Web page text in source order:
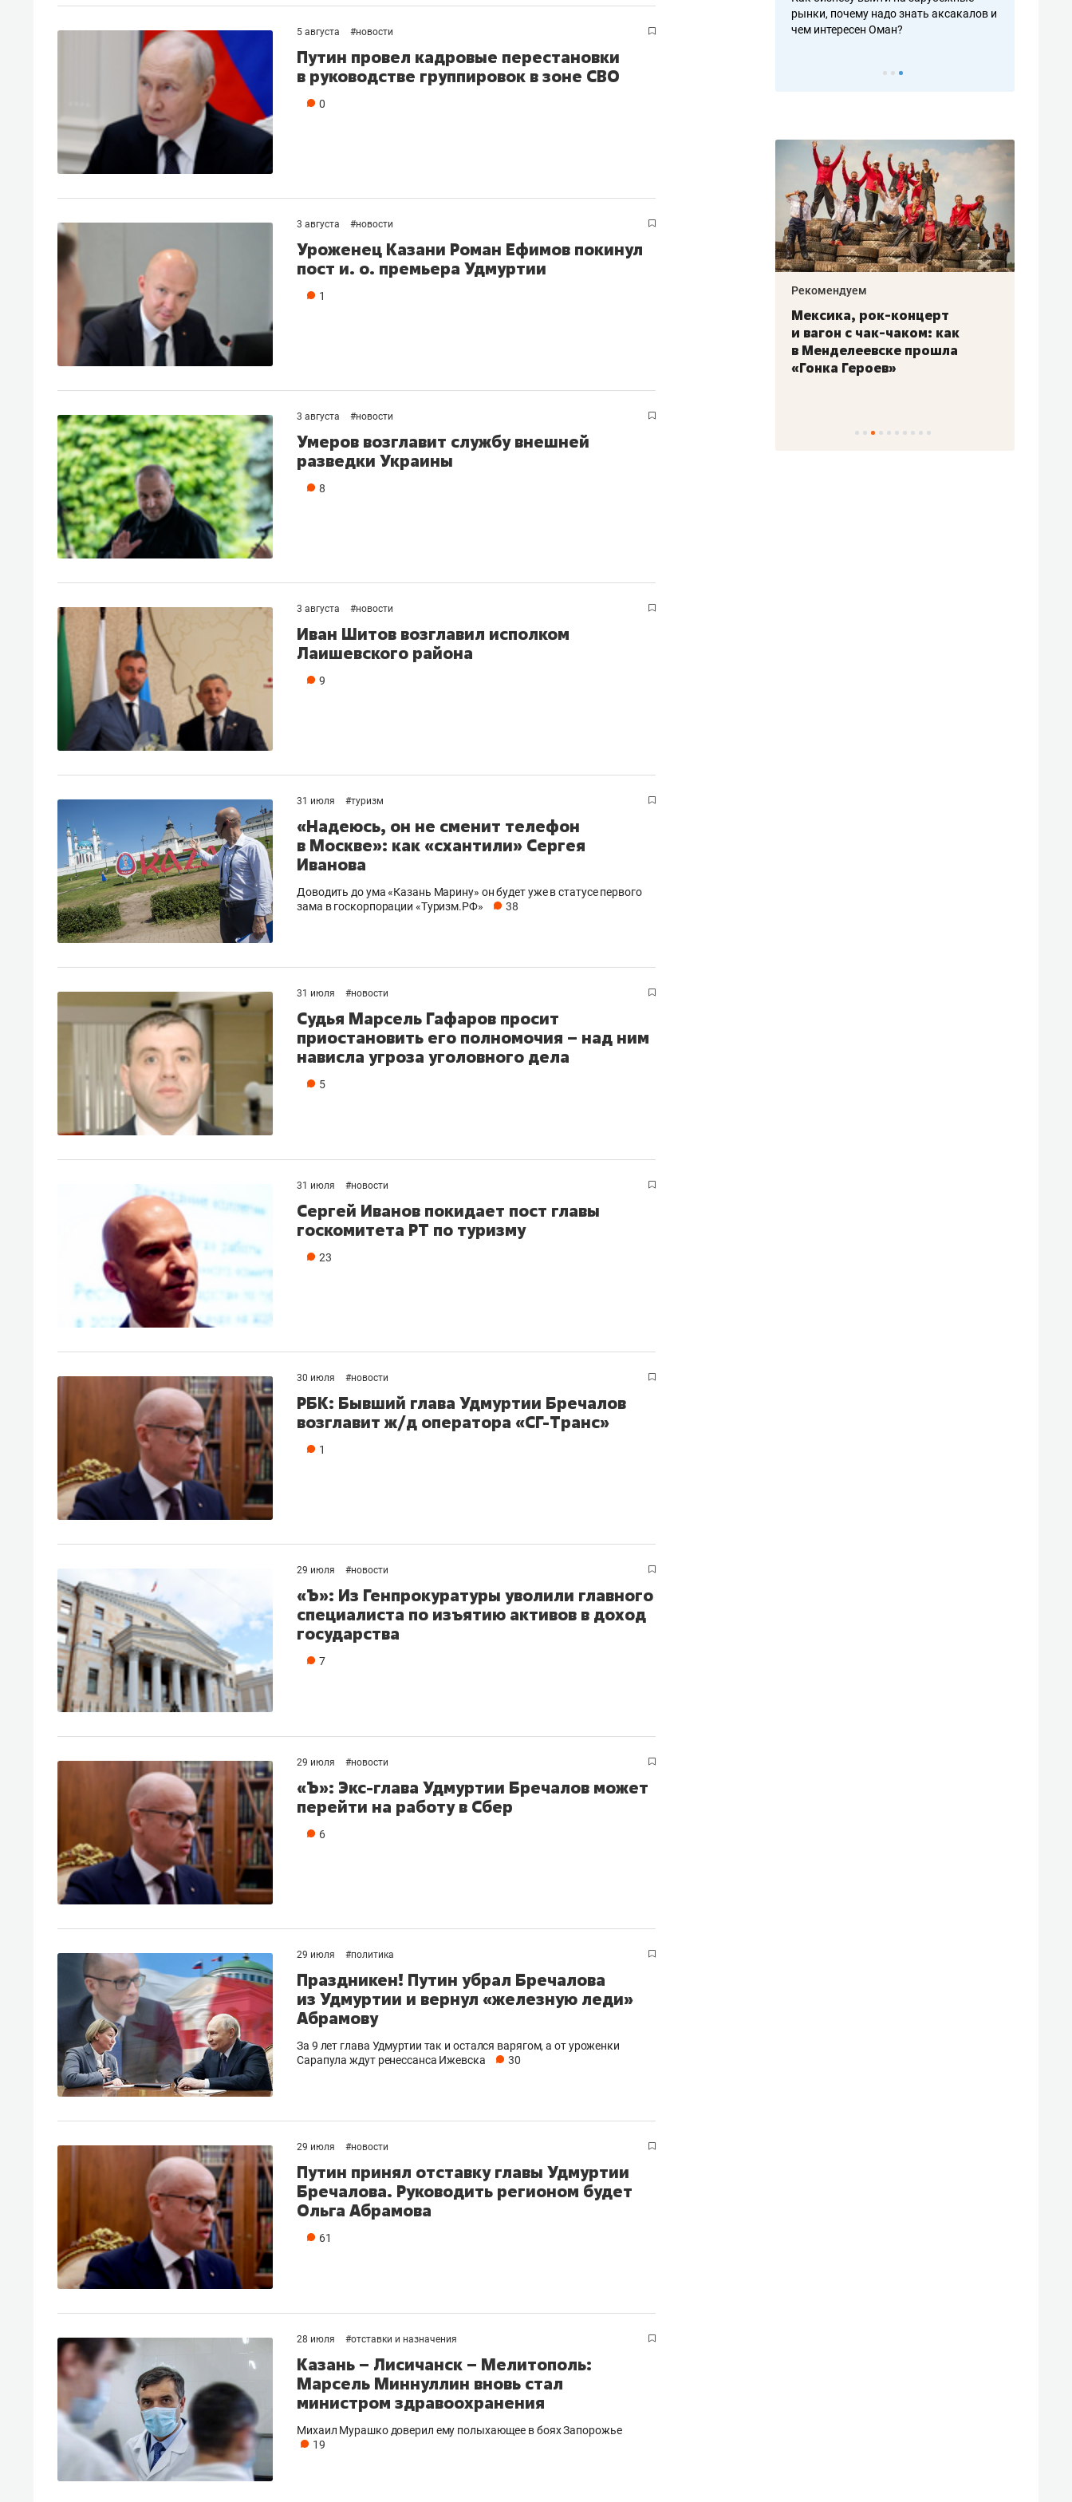
5 августа #новости
Путин провел кадровые перестановки
в руководстве группировок в зоне СВО
0
3 августа #новости
Уроженец Казани Роман Ефимов покинул
пост и. о. премьера Удмуртии
1
3 августа #новости
Умеров возглавит службу внешней
разведки Украины
8
3 августа #новости
Иван Шитов возглавил исполком
Лаишевского района
9
31 июля #туризм
«Надеюсь, он не сменит телефон
в Москве»: как «схантили» Сергея
Иванова
Доводить до ума «Казань Марину» он будет уже в статусе первого
зама в госкорпорации «Туризм.РФ»
38
31 июля #новости
Судья Марсель Гафаров просит
приостановить его полномочия – над ним
нависла угроза уголовного дела
5
31 июля #новости
Сергей Иванов покидает пост главы
госкомитета РТ по туризму
23
30 июля #новости
РБК: Бывший глава Удмуртии Бречалов
возглавит ж/д оператора «СГ-Транс»
1
29 июля #новости
«Ъ»: Из Генпрокуратуры уволили главного
специалиста по изъятию активов в доход
государства
7
29 июля #новости
«Ъ»: Экс-глава Удмуртии Бречалов может
перейти на работу в Сбер
6
29 июля #политика
Праздникен! Путин убрал Бречалова
из Удмуртии и вернул «железную леди»
Абрамову
За 9 лет глава Удмуртии так и остался варягом, а от уроженки
Сарапула ждут ренессанса Ижевска
30
29 июля #новости
Путин принял отставку главы Удмуртии
Бречалова. Руководить регионом будет
Ольга Абрамова
61
28 июля #отставки и назначения
Казань – Лисичанск – Мелитополь:
Марсель Миннуллин вновь стал
министром здравоохранения
Михаил Мурашко доверил ему полыхающее в боях Запорожье
19
чем интересен Оман?
клиентах и чудных запросах мастеров
налогах и развитии без кредитов
рынки, почему надо знать аксакалов и
чем интересен Оман?
Рекомендуем
Как ГК «МИР ГРУПП» и ВТБ
создают оазис жилого
комфорта под Казанью
Рекомендуем Рекомендуем
Мексика, рок-концерт
и вагон с чак-чаком: как
в Менделеевске прошла
«Гонка Героев»